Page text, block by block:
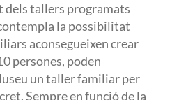
dels tallers programats
la possibilitat
aconsegueixen crear
persones, poden
un taller familiar per
Sempre en funció de la